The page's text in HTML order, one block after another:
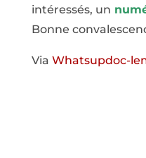
intéressés, un
Bonne
Via Whatsupdoc-